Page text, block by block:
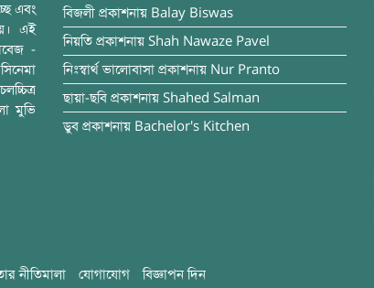
এবং
এই
-
মুভি
বিজলী প্রকাশনায় Balay Biswas
নিয়তি প্রকাশনায় Shah Nawaze Pavel
নিঃস্বার্থ ভালোবাসা প্রকাশনায় Nur Pranto
ছায়া-ছবি প্রকাশনায় Shahed Salman
ডুব প্রকাশনায় Bachelor's Kitchen
নীতিমালা যোগাযোগ বিজ্ঞাপন দিন